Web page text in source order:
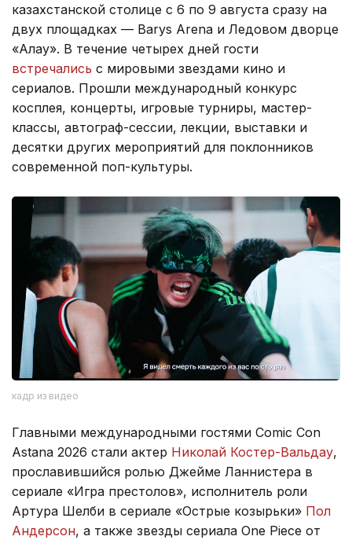
казахстанской столице с 6 по 9 августа сразу на
двух площадках — Barys Arena и Ледовом дворце
«Алау». В течение четырех дней гости
встречались с мировыми звездами кино и
сериалов. Прошли международный конкурс
косплея, концерты, игровые турниры, мастер-
классы, автограф-сессии, лекции, выставки и
десятки других мероприятий для поклонников
современной поп-культуры.
кадр из видео
Главными международными гостями Comic Con
Astana 2026 стали актер Николай Костер-Вальдау,
прославившийся ролью Джейме Ланнистера в
сериале «Игра престолов», исполнитель роли
Артура Шелби в сериале «Острые козырьки» Пол
Андерсон, а также звезды сериала One Piece от